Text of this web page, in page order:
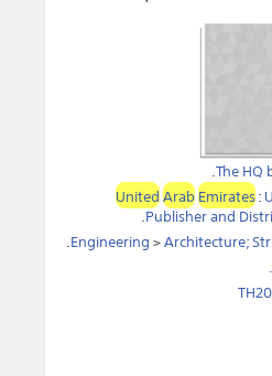
The HQ
.
UnitedArabEmirates:
Publisher and
.
Engineering>Architecture;
.